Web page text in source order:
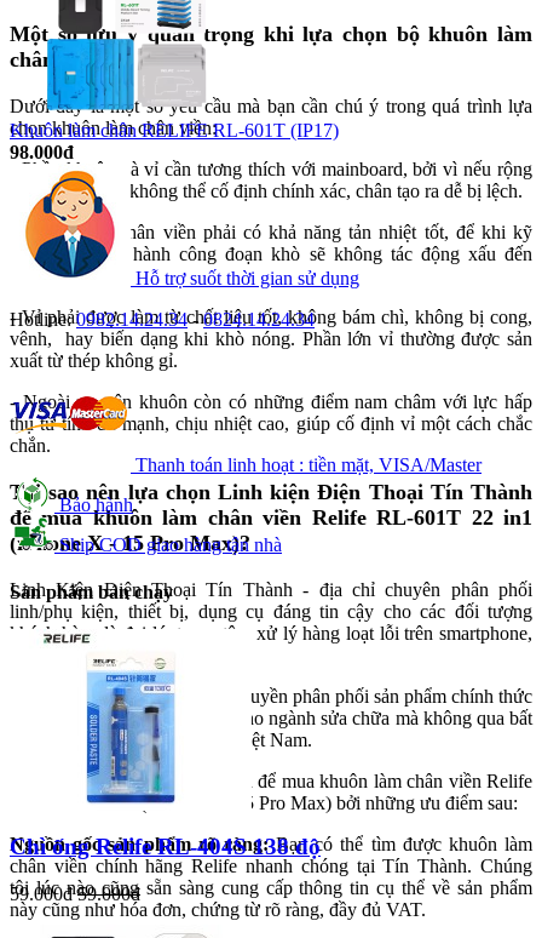
Một số lưu ý quan trọng khi lựa chọn bộ khuôn làm
chân viền
Dưới đây là một số yêu cầu mà bạn cần chú ý trong quá trình lựa
chọn khuôn làm chân viền:
- Phần khuôn và vỉ cần tương thích với mainboard, bởi vì nếu rộng
quá thì main sẽ không thể cố định chính xác, chân tạo ra dễ bị lệch.
- Khuôn làm chân viền phải có khả năng tản nhiệt tốt, để khi kỹ
thuật viên tiến hành công đoạn khò sẽ không tác động xấu đến
main.
- Vỉ phải được làm từ chất liệu tốt, không bám chì, không bị cong,
vênh, hay biến dạng khi khò nóng. Phần lớn vỉ thường được sản
xuất từ thép không gỉ.
- Ngoài ra, trên khuôn còn có những điểm nam châm với lực hấp
thụ từ tính đủ mạnh, chịu nhiệt cao, giúp cố định vỉ một cách chắc
chắn.
Tại sao nên lựa chọn Linh kiện Điện Thoại Tín Thành
để mua khuôn làm chân viền Relife RL-601T 22 in1
(iPhone X - 15 Pro Max)?
Linh Kiện Điện Thoại Tín Thành - địa chỉ chuyên phân phối
linh/phụ kiện, thiết bị, dụng cụ đáng tin cậy cho các đối tượng
khách hàng là đại lý, trung tâm xử lý hàng loạt lỗi trên smartphone,
máy tính bảng, laptop,...
Hơn nữa, Tín Thành được ủy quyền phân phối sản phẩm chính thức
của các thương hiệu phục vụ cho ngành sửa chữa mà không qua bất
cứ đơn vị trung gian khác tại Việt Nam.
Bạn có thể lựa chọn Tín Thành để mua khuôn làm chân viền Relife
RL-601T 22 in1 (iPhone X - 15 Pro Max) bởi những ưu điểm sau:
Nguồn gốc sản phẩm rõ ràng:Bạn có thể tìm được khuôn làm
chân viền chính hãng Relife nhanh chóng tại Tín Thành. Chúng
tôi lúc nào cũng sẵn sàng cung cấp thông tin cụ thể về sản phẩm
này cũng như hóa đơn, chứng từ rõ ràng, đầy đủ VAT.
Khuôn làm chân RELIFE RL-601T (IP17)
98.000đ
Hỗ trợ suốt thời gian sử dụng
Hotline:0982.14.24.34-0824.14.24.34
Thanh toán linh hoạt : tiền mặt, VISA/Master
Bảo hành
Ship COD giao hàng tận nhà
Sản phẩm bán chạy
Chì ống Relife RL-404S 138 độ
59.000đ59.000đ